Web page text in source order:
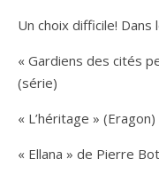
Un choix difficile!
« Gardiens des cités
(série)
« L’héritage »
« Ellana » de Pierre